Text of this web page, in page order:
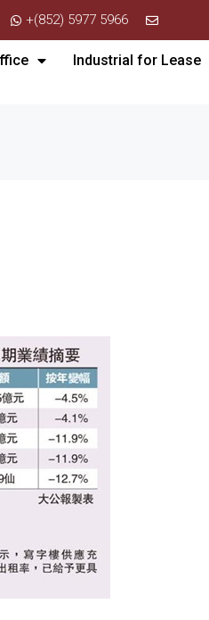
+(852) 5977 5966
Industrial for Lease